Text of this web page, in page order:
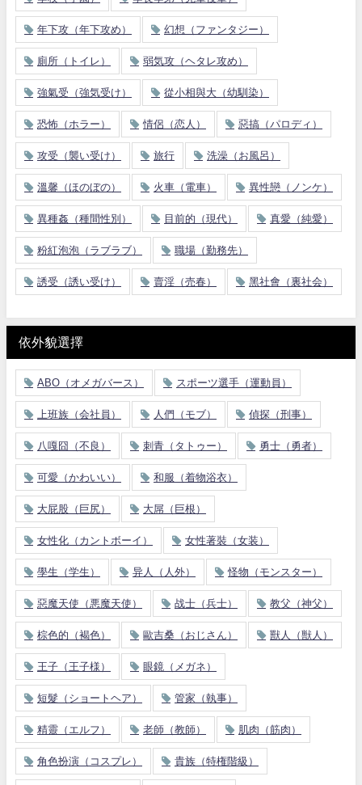
年下攻（年下攻め） 幻想（ファンタジー）
廁所（トイレ） 弱気攻（ヘタレ攻め）
強氣受（強気受け） 從小相與大（幼馴染）
恐怖（ホラー） 情侶（恋人） 惡搞（パロディ）
攻受（襲い受け） 旅行 洗澡（お風呂）
溫馨（ほのぼの） 火車（電車） 異性戀（ノンケ）
異種姦（種間性別） 目前的（現代） 真愛（純愛）
粉紅泡泡（ラブラブ） 職場（勤務先）
誘受（誘い受け） 賣淫（売春） 黑社會（裏社会）
依外貌選擇
ABO（オメガバース） スポーツ選手（運動員）
上班族（会社員） 人們（モブ） 偵探（刑事）
八嘎囧（不良） 刺青（タトゥー） 勇士（勇者）
可愛（かわいい） 和服（着物浴衣）
大屁股（巨尻） 大屌（巨根）
女性化（カントボーイ） 女性著裝（女装）
學生（学生） 异人（人外） 怪物（モンスター）
惡魔天使（悪魔天使） 战士（兵士） 教父（神父）
棕色的（褐色） 歐吉桑（おじさん） 獸人（獣人）
王子（王子様） 眼鏡（メガネ）
短髮（ショートヘア） 管家（執事）
精靈（エルフ） 老師（教師） 肌肉（筋肉）
角色扮演（コスプレ） 貴族（特権階級）